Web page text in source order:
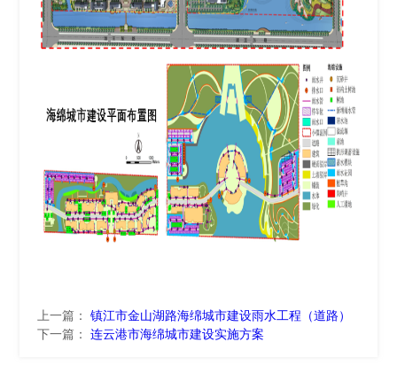
上一篇：
镇江市金山湖路海绵城市建设雨水工程（道路）
下一篇：
连云港市海绵城市建设实施方案